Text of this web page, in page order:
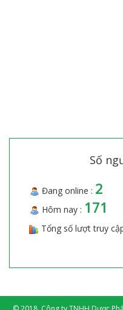
Số
Đang online : 2
Hôm nay : 171
Tổng số lượt truy